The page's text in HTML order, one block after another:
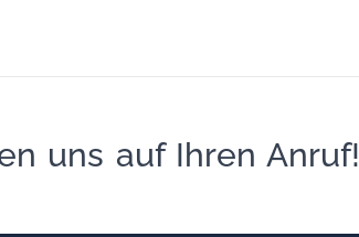
uns auf Ihren Anruf!